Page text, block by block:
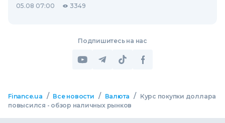
05.08 07:00 3349
Подпишитесь на нас
Finance.ua / Все новости / Валюта /
Курс покупки доллара
повысился - обзор наличных рынков